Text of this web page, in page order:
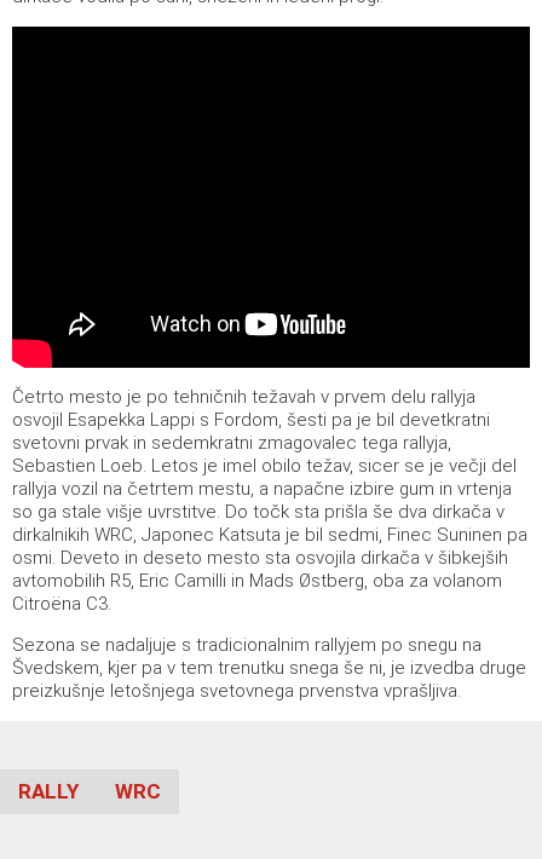
Četrto mesto je po tehničnih težavah v prvem delu rallyja
osvojil Esapekka Lappi s Fordom, šesti pa je bil devetkratni
svetovni prvak in sedemkratni zmagovalec tega rallyja,
Sebastien Loeb. Letos je imel obilo težav, sicer se je večji del
rallyja vozil na četrtem mestu, a napačne izbire gum in vrtenja
so ga stale višje uvrstitve. Do točk sta prišla še dva dirkača v
dirkalnikih WRC, Japonec Katsuta je bil sedmi, Finec Suninen pa
osmi. Deveto in deseto mesto sta osvojila dirkača v šibkejših
avtomobilih R5, Eric Camilli in Mads Østberg, oba za volanom
Citroëna C3.
Sezona se nadaljuje s tradicionalnim rallyjem po snegu na
Švedskem, kjer pa v tem trenutku snega še ni, je izvedba druge
preizkušnje letošnjega svetovnega prvenstva vprašljiva.
RALLY WRC